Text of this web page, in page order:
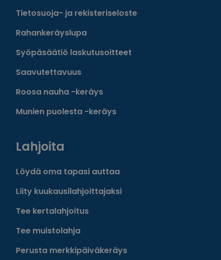
Tietosuoja- ja rekisteriseloste
Rahankeräyslupa
Syöpäsäätiö laskutusoitteet
Saavutettavuus
Roosa nauha -keräys
Munien puolesta -keräys
Lahjoita
Löydä oma tapasi auttaa
Liity kuukausilahjoittajaksi
Tee kertalahjoitus
Tee muistolahja
Perusta merkkipäiväkeräys